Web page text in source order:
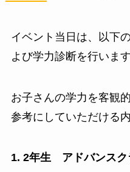
イベント当日は、以下
よび学力診断を行います
お子さんの学力を客観
参考にしていただける
1. 2年生 アドバンス